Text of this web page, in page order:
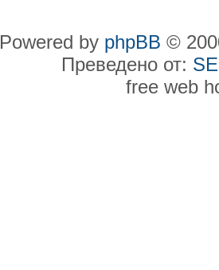
Powered by phpBB ©
Преведено от:
free web